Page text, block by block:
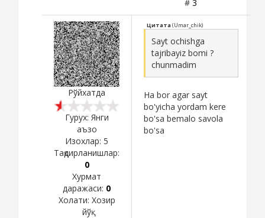
# 3
Рўйхатда
Гурух: Янги
аъзо
Изохлар: 5
Тақдирланишлар:
0
Хурмат
даражаси: 0
Холати: Хозир
йўқ
Цитата (Umar_chik)
Sayt ochishga
tajribayiz bomi ?
chunmadim
Ha bor agar sayt
bo'yicha yordam kere
bo'sa bemalo savola
bo'sa